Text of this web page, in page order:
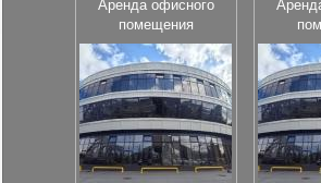
Аренда офисного
помещения